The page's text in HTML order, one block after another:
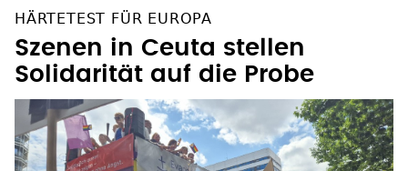
HÄRTETEST FÜR EUROPA
Szenen in Ceuta stellen
Solidarität auf die Probe